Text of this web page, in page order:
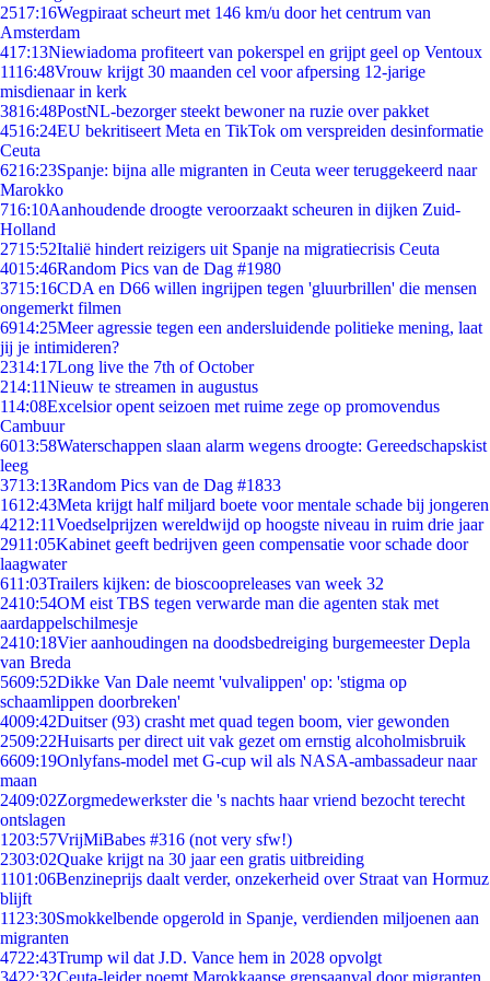
2517:16Wegpiraat scheurt met 146 km/u door het centrum van
Amsterdam
417:13Niewiadoma profiteert van pokerspel en grijpt geel op Ventoux
1116:48Vrouw krijgt 30 maanden cel voor afpersing 12-jarige
misdienaar in kerk
3816:48PostNL-bezorger steekt bewoner na ruzie over pakket
4516:24EU bekritiseert Meta en TikTok om verspreiden desinformatie
Ceuta
6216:23Spanje: bijna alle migranten in Ceuta weer teruggekeerd naar
Marokko
716:10Aanhoudende droogte veroorzaakt scheuren in dijken Zuid-
Holland
2715:52Italië hindert reizigers uit Spanje na migratiecrisis Ceuta
4015:46Random Pics van de Dag #1980
3715:16CDA en D66 willen ingrijpen tegen 'gluurbrillen' die mensen
ongemerkt filmen
6914:25Meer agressie tegen een andersluidende politieke mening, laat
jij je intimideren?
2314:17Long live the 7th of October
214:11Nieuw te streamen in augustus
114:08Excelsior opent seizoen met ruime zege op promovendus
Cambuur
6013:58Waterschappen slaan alarm wegens droogte: Gereedschapskist
leeg
3713:13Random Pics van de Dag #1833
1612:43Meta krijgt half miljard boete voor mentale schade bij jongeren
4212:11Voedselprijzen wereldwijd op hoogste niveau in ruim drie jaar
2911:05Kabinet geeft bedrijven geen compensatie voor schade door
laagwater
611:03Trailers kijken: de bioscoopreleases van week 32
2410:54OM eist TBS tegen verwarde man die agenten stak met
aardappelschilmesje
2410:18Vier aanhoudingen na doodsbedreiging burgemeester Depla
van Breda
5609:52Dikke Van Dale neemt 'vulvalippen' op: 'stigma op
schaamlippen doorbreken'
4009:42Duitser (93) crasht met quad tegen boom, vier gewonden
2509:22Huisarts per direct uit vak gezet om ernstig alcoholmisbruik
6609:19Onlyfans-model met G-cup wil als NASA-ambassadeur naar
maan
2409:02Zorgmedewerkster die 's nachts haar vriend bezocht terecht
ontslagen
1203:57VrijMiBabes #316 (not very sfw!)
2303:02Quake krijgt na 30 jaar een gratis uitbreiding
1101:06Benzineprijs daalt verder, onzekerheid over Straat van Hormuz
blijft
11 23:30Smokkelbende opgerold in Spanje, verdienden miljoenen aan
migranten
4722:43Trump wil dat J.D. Vance hem in 2028 opvolgt
3422:32Ceuta-leider noemt Marokkaanse grensaanval door migranten